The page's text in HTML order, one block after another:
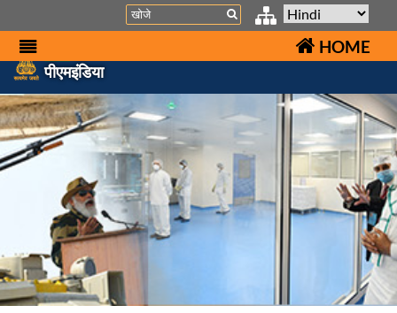
Search
HOME
पीएमइंडिया